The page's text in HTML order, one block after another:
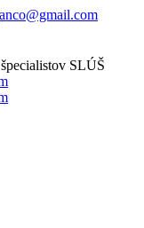
SLÚŠ